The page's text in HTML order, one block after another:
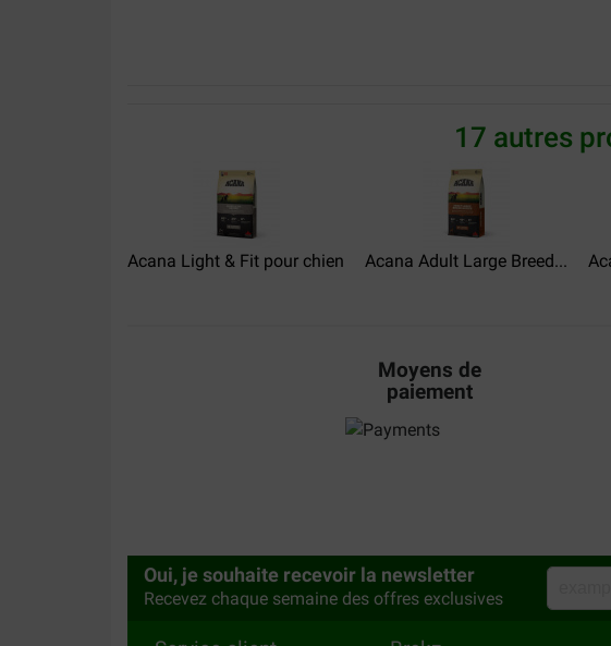
Site sérieux le sachet de croquettes est arrivé en bon état et la
Très bon produit
17 autres
Acana Light & Fit pour chien Acana Adult Large Breed...
Moyens de
paiement
Oui, je souhaite recevoir la newsletter
Recevez chaque semaine des offres exclusives